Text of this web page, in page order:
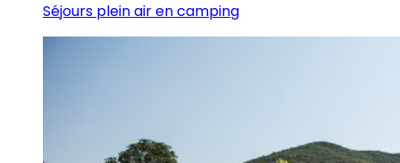
Séjours plein air en camping